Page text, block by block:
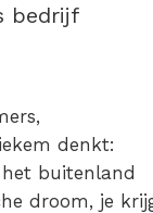
bedrijf
denkt:
buitenland
droom, je